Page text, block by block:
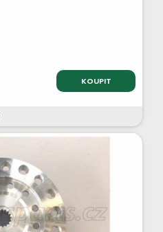
KOUPIT